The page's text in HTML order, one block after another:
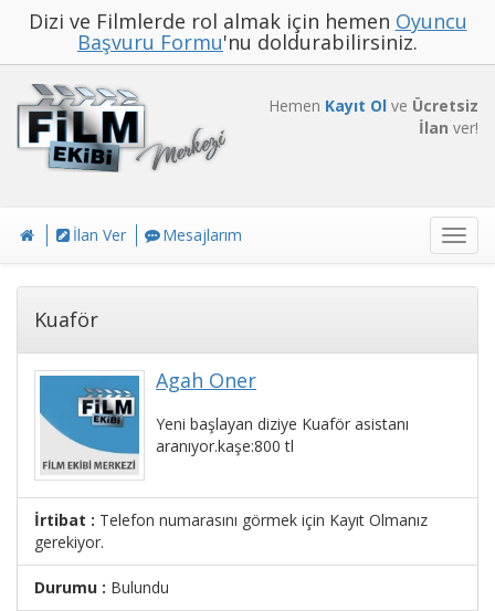
Dizi ve Filmlerde rol almak için hemen Oyuncu
Başvuru Formu'nu doldurabilirsiniz.
Hemen Kayıt Ol ve Ücretsiz
İlan ver!
İlan Ver Mesajlarım
Kuaför
Agah Öner
Yeni başlayan diziye Kuaför asistanı
aranıyor.kaşe:800 tl
İrtibat : Telefon numarasını görmek için Kayıt Olmanız
gerekiyor.
Durumu : Bulundu